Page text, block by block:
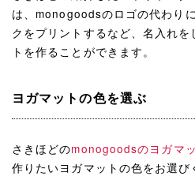
は、monogoodsのロゴの代わり
クをプリントするなど、名入れ
トを作ることができます。
ヨガマットの色を選ぶ
さきほどのmonogoodsのヨガマ
作りたいヨガマットの色をお選